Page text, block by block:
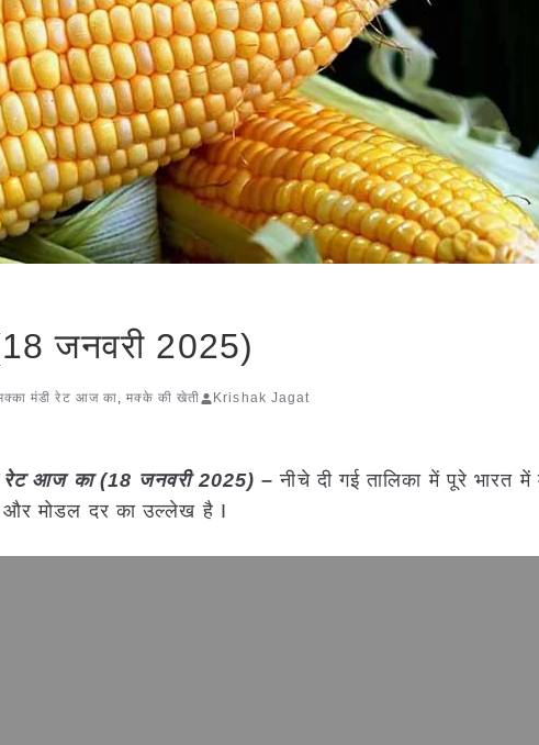
जनवरी 2025)
मंडी रेट आज का,मक्के की खेती Krishak Jagat
रेट आज का (18 जनवरी 2025) – नीचे दी गई तालिका में पूरे भारत में
मोडल दर का उल्लेख है I